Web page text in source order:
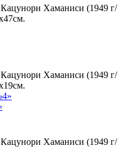
Хаманиси (1949 г/
Хаманиси (1949 г/
Хаманиси (1949 г/